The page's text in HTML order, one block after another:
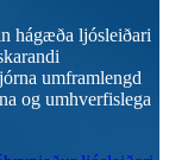
hágæða ljósleiðari
umframlengd
og umhverfislega